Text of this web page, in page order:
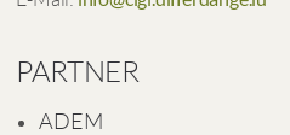
PARTNER
ADEM